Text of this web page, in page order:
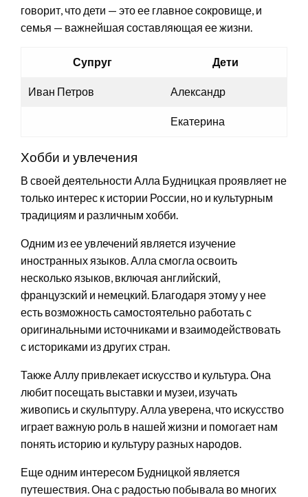
говорит, что дети — это ее главное сокровище, и
семья — важнейшая составляющая ее жизни.
Супруг Дети
Иван Петров Александр
Екатерина
Хобби и увлечения
В своей деятельности Алла Будницкая проявляет не
только интерес к истории России, но и культурным
традициям и различным хобби.
Одним из ее увлечений является изучение
иностранных языков. Алла смогла освоить
несколько языков, включая английский,
французский и немецкий. Благодаря этому у нее
есть возможность самостоятельно работать с
оригинальными источниками и взаимодействовать
с историками из других стран.
Также Аллу привлекает искусство и культура. Она
любит посещать выставки и музеи, изучать
живопись и скульптуру. Алла уверена, что искусство
играет важную роль в нашей жизни и помогает нам
понять историю и культуру разных народов.
Еще одним интересом Будницкой является
путешествия. Она с радостью побывала во многих